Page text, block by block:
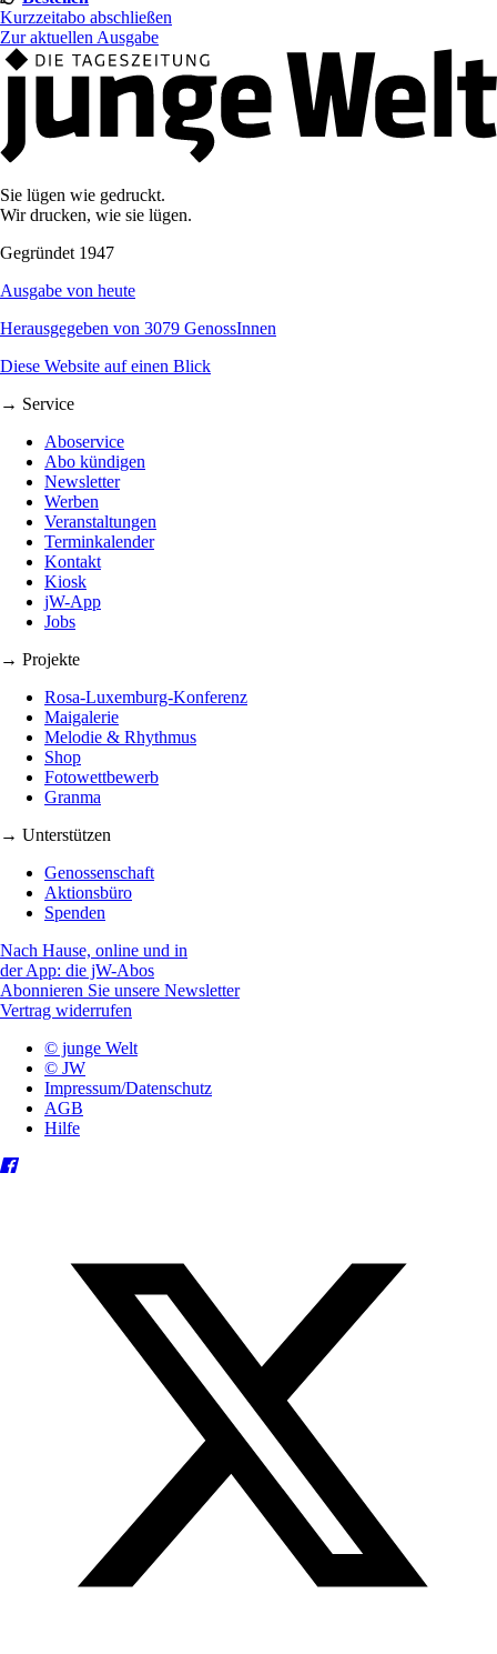
Kurzzeitabo abschließen
Zur aktuellen Ausgabe
Sie lügen wie gedruckt.
Wir drucken, wie sie lügen.
Gegründet 1947
Ausgabe von heute
Herausgegeben von 3079 GenossInnen
Diese Website auf einen Blick
→ Service
Aboservice
Abo kündigen
Newsletter
Werben
Veranstaltungen
Terminkalender
Kontakt
Kiosk
jW-App
Jobs
→ Projekte
Rosa-Luxemburg-Konferenz
Maigalerie
Melodie & Rhythmus
Shop
Fotowettbewerb
Granma
→ Unterstützen
Genossenschaft
Aktionsbüro
Spenden
Nach Hause, online und in
der App: die jW-Abos
Abonnieren Sie unsere Newsletter
Vertrag widerrufen
© junge Welt
© JW
Impressum/Datenschutz
AGB
Hilfe